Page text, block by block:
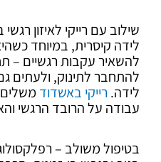
שילוב עם רייקי לאיזון
לידה קיסרית, במיוחד
להשאיר עקבות רגשיים –
להתחבר לתינוק, ולעתים
לידה. רייקי באשדוד משלים
עבודה על הרובד הרגשי
בטיפול משולב –